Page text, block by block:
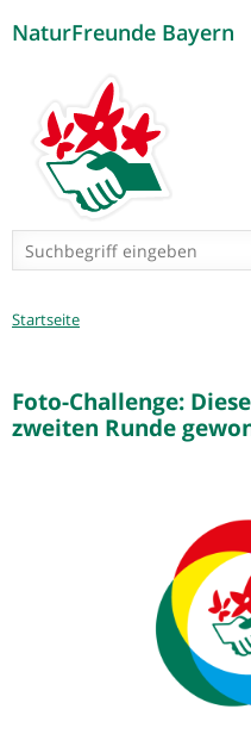
NaturFreunde Bayern
Suchformular
Sie
Startseite
Foto-Challenge:
zweiten Runde